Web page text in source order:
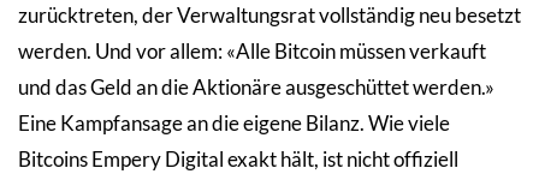
zurücktreten, der Verwaltungsrat vollständig neu besetzt
werden. Und vor allem: «Alle Bitcoin müssen verkauft
und das Geld an die Aktionäre ausgeschüttet werden.»
Eine Kampfansage an die eigene Bilanz. Wie viele
Bitcoins Empery Digital exakt hält, ist nicht offiziell